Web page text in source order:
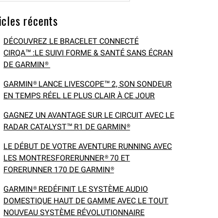
récents
DÉCOUVREZ LE BRACELET CONNECTÉ
CIRQA™ :LE SUIVI FORME & SANTÉ SANS ÉCRAN
DE GARMIN®
GARMIN® LANCE LIVESCOPE™ 2, SON SONDEUR
EN TEMPS RÉEL LE PLUS CLAIR À CE JOUR
GAGNEZ UN AVANTAGE SUR LE CIRCUIT AVEC LE
RADAR CATALYST™ R1 DE GARMIN®
LE DÉBUT DE VOTRE AVENTURE RUNNING AVEC
LES MONTRESFORERUNNER® 70 ET
FORERUNNER 170 DE GARMIN®
GARMIN® REDÉFINIT LE SYSTÈME AUDIO
DOMESTIQUE HAUT DE GAMME AVEC LE TOUT
NOUVEAU SYSTÈME RÉVOLUTIONNAIRE